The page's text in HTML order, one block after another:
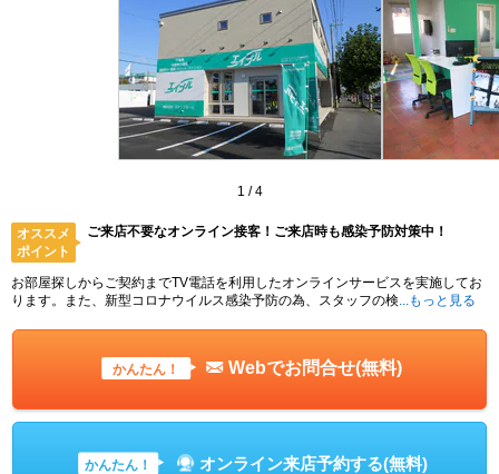
1 /4
オススメ
ポイント
ご来店不要なオンライン接客！ご来店時も感染予防対策中！
お部屋探しからご契約までTV電話を利用したオンラインサービスを実施してお
ります。また、新型コロナウイルス感染予防の為、スタッフの検 ...もっと見る
かんたん！ Webでお問合せ(無料)
かんたん！ オンライン来店予約する(無料)